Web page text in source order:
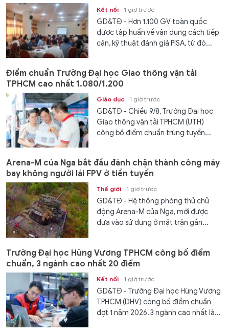
Kết nối 1 giờ trước
GD&TĐ - Hơn 1.100 GV toàn quốc
được tập huấn về vận dụng cách tiếp
cận, kỹ thuật đánh giá PISA, từ đó...
Điểm chuẩn Trường Đại học Giao thông vận tải
TPHCM cao nhất 1.080/1.200
Giáo dục 1 giờ trước
GD&TĐ - Chiều 9/8, Trường Đại học
Giao thông vận tải TPHCM (UTH)
công bố điểm chuẩn trúng tuyển...
Arena-M của Nga bắt đầu đánh chặn thành công máy
bay không người lái FPV ở tiền tuyến
Thế giới 1 giờ trước
GD&TĐ - Hệ thống phòng thủ chủ
động Arena-M của Nga, mới được
đưa vào sử dụng ở mặt trận gần...
Trường Đại học Hùng Vương TPHCM công bố điểm
chuẩn, 3 ngành cao nhất 20 điểm
Kết nối 1 giờ trước
GD&TĐ - Trường Đại học Hùng Vương
TPHCM (DHV) công bố điểm chuẩn
đợt 1 năm 2026, 3 ngành cao nhất là...